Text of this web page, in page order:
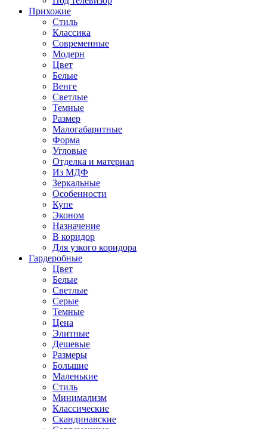
Прихожие
Стиль
Классика
Современные
Модерн
Цвет
Белые
Венге
Светлые
Темные
Размер
Малогабаритные
Форма
Угловые
Отделка и материал
Из МДФ
Зеркальные
Особенности
Купе
Эконом
Назначение
В коридор
Для узкого коридора
Гардеробные
Цвет
Белые
Светлые
Серые
Темные
Цена
Элитные
Дешевые
Размеры
Большие
Маленькие
Стиль
Минимализм
Классические
Скандинавские